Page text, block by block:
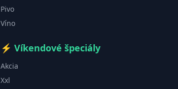
Pivo
Víno
⚡ Víkendové špeciály
Akcia
Xxl